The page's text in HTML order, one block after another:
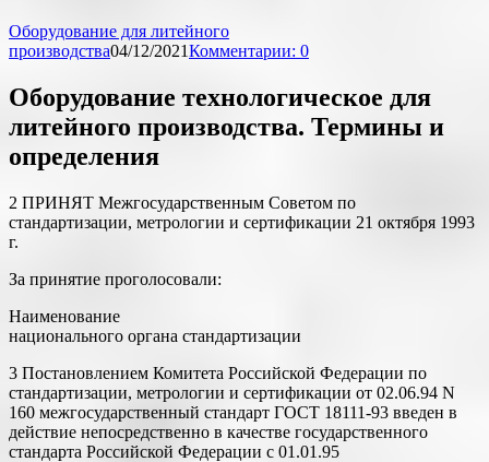
Оборудование для литейного
производства04/12/2021Комментарии: 0
Оборудование технологическое для
литейного производства. Термины и
определения
2 ПРИНЯТ Межгосударственным Советом по
стандартизации, метрологии и сертификации 21 октября 1993
г.
За принятие проголосовали:
Наименование
национального органа стандартизации
3 Постановлением Комитета Российской Федерации по
стандартизации, метрологии и сертификации от 02.06.94 N
160 межгосударственный стандарт ГОСТ 18111-93 введен в
действие непосредственно в качестве государственного
стандарта Российской Федерации с 01.01.95